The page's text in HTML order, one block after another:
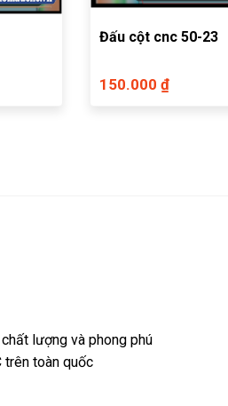
Đấu cột cnc 50-23
150.000 ₫
lượng và phong phú
trên toàn quốc